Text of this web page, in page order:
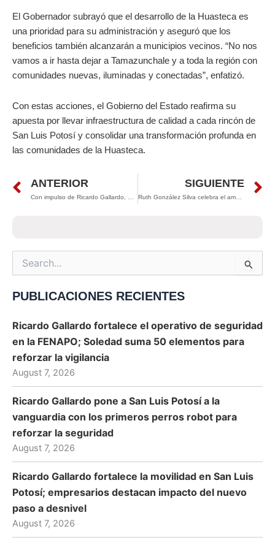
El Gobernador subrayó que el desarrollo de la Huasteca es
una prioridad para su administración y aseguró que los
beneficios también alcanzarán a municipios vecinos. “No nos
vamos a ir hasta dejar a Tamazunchale y a toda la región con
comunidades nuevas, iluminadas y conectadas”, enfatizó.
Con estas acciones, el Gobierno del Estado reafirma su
apuesta por llevar infraestructura de calidad a cada rincón de
San Luis Potosí y consolidar una transformación profunda en
las comunidades de la Huasteca.
Prev
ANTERIOR SIGUIENTE
Ruth González Silva celebra el amor y felicita a las parejas que unieron sus vidas en Soledad y San Luis Potosí
Search
for:
PUBLICACIONES RECIENTES
Ricardo Gallardo fortalece el operativo de seguridad
en la FENAPO; Soledad suma 50 elementos para
reforzar la vigilancia
August 7, 2026
Ricardo Gallardo pone a San Luis Potosí a la
vanguardia con los primeros perros robot para
reforzar la seguridad
August 7, 2026
Ricardo Gallardo fortalece la movilidad en San Luis
Potosí; empresarios destacan impacto del nuevo
paso a desnivel
August 7, 2026